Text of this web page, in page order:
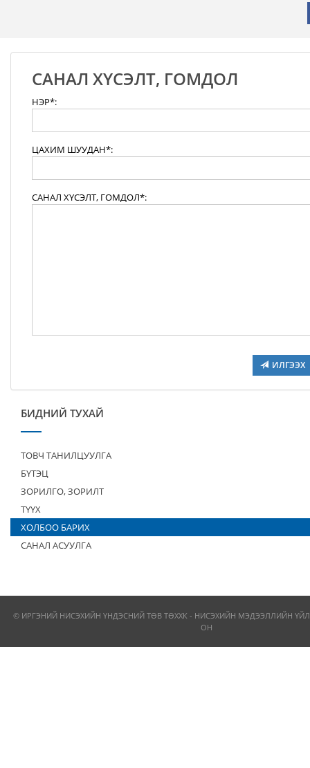
САНАЛ ХҮСЭЛТ, ГОМДОЛ
НЭР*:
ЦАХИМ ШУУДАН*:
САНАЛ ХҮСЭЛТ, ГОМДОЛ*:
ИЛГЭЭХ
БИДНИЙ ТУХАЙ
ТОВЧ ТАНИЛЦУУЛГА
БҮТЭЦ
ЗОРИЛГО, ЗОРИЛТ
ТҮҮХ
ХОЛБОО БАРИХ
САНАЛ АСУУЛГА
© ИРГЭНИЙ НИСЭХИЙН ҮНДЭСНИЙ ТӨВ ТӨХХК - НИСЭХИЙН МЭДЭЭЛЛИЙН
ОН